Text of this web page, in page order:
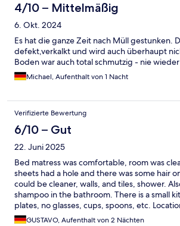
4/10 – Mittelmäßig
6. Okt. 2024
Es hat die ganze Zeit nach Müll gestunken.
defekt,verkalkt und wird auch überhaupt
Boden war auch total schmutzig - nie
Michael, Aufenthalt von 1 Nacht
Verifizierte Bewertung
6/10 – Gut
22. Juni 2025
Bed matress was comfortable, room was
sheets had a hole and there was some hair
could be cleaner, walls, and tiles, shower.
shampoo in the bathroom. There is a small
plates, no glasses, cups, spoons, etc.
public transport. In general, there is a big
GUSTAVO, Aufenthalt von 2 Nächten